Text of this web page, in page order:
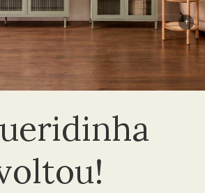
+